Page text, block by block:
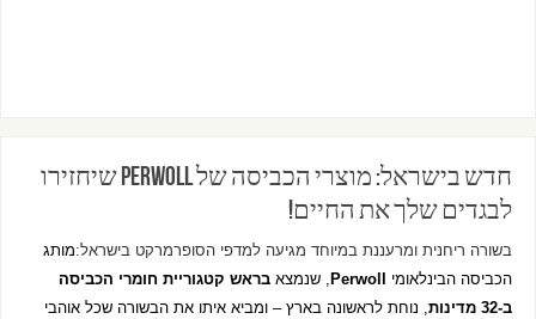
חדש בישראל: מוצרי הכביסה של Perwoll שיחזירו
לבגדים שלך את החיים!
בשורה ריחנית ומרעננת במיוחד מגיעה למדפי הסופרמרקט בישראל:מותג
הכביסה הבינלאומי
Perwoll , שנמצא בראש קטגוריית חומרי הכביסה
ב-32 מדינות
, נוחת לראשונה בארץ – ומביא איתו את הבשורה שכל אוהבי